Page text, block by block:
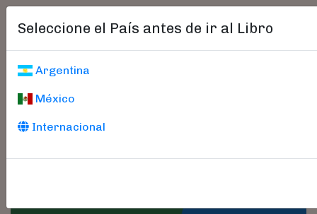
Seleccione el País antes de ir al Libro
Argentina
México
Internacional